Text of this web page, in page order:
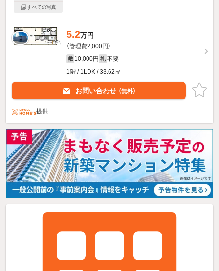
すべての写真
5.2万円
（管理費2,000円）
敷 10,000円 礼 不要
1階 / 1LDK / 33.62㎡
お問い合わせ （無料）
提供